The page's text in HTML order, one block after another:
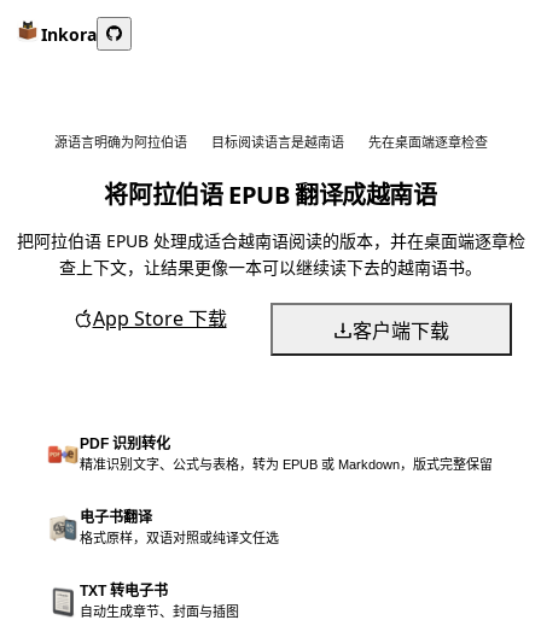
Inkora
源语言明确为阿拉伯语 目标阅读语言是越南语 先在桌面端逐章检查
将阿拉伯语 EPUB 翻译成越南语
把阿拉伯语 EPUB 处理成适合越南语阅读的版本，并在桌面端逐章检
查上下文，让结果更像一本可以继续读下去的越南语书。
App Store 下载 客户端下载
PDF 识别转化
精准识别文字、公式与表格，转为 EPUB 或 Markdown，版式完整保留
电子书翻译
格式原样，双语对照或纯译文任选
TXT 转电子书
自动生成章节、封面与插图